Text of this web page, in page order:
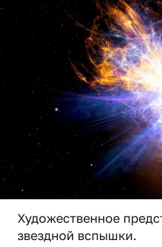
Художественное
звездной вспышки.